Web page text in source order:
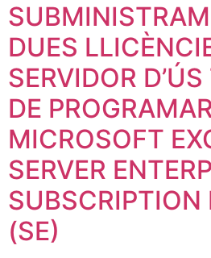
DUES
SERVIDOR
DE
MICROSOFT
SERVER
SUBSCRIPTION
(SE)